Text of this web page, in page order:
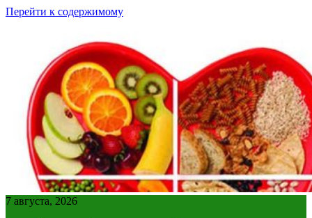
Перейти к содержимому
7 августа, 2026